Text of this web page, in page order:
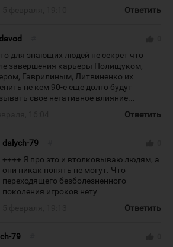
Ответить
для знающих людей не секрет что
завершения карьеры Полищуком,
Гаврилиным, Литвиненко их
не кем 90-е еще долго будут
свое негативное влияние...
Ответить
dalych-79
++++ Я про это и втолковываю людям, а
они никак понять не могут. Что
переходящего безболезненного
поколения игроков нету
Ответить
79